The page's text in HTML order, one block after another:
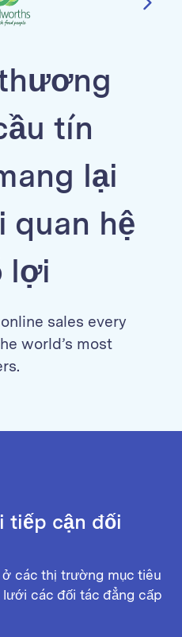
tín
lại
quan hệ
lợi
sales every
world’s most
tiếp cận đối
các thị trường mục tiêu
các đối tác đẳng cấp